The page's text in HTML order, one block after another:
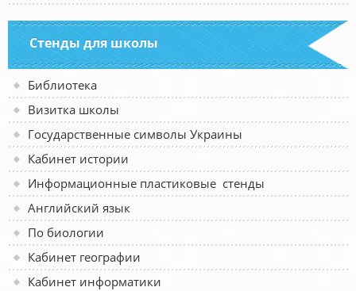
Стенды для школы
Библиотека
Визитка школы
Государственные символы Украины
Кабинет истории
Информационные пластиковые стенды
Английский язык
По биологии
Кабинет географии
Кабинет информатики